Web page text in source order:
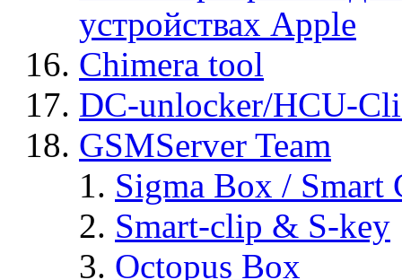
устройствах Apple
Chimera tool
DC-unlocker/HCU-
GSMServer Team
Sigma Box / Smart
Smart-clip & S-key
Octopus Box